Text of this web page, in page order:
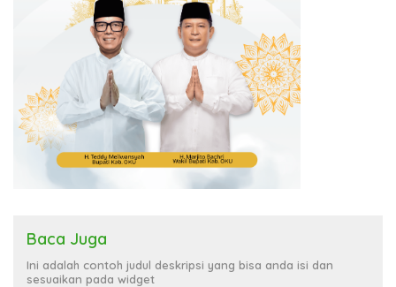
Baca Juga
Ini adalah contoh judul deskripsi yang bisa anda isi dan
sesuaikan pada widget